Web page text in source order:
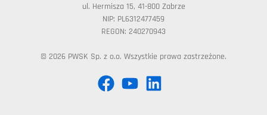
ul. Hermisza 15, 41-800 Zabrze
NIP: PL6312477459
REGON: 240270943
© 2026 PWSK Sp. z o.o. Wszystkie prawa zastrzeżone.